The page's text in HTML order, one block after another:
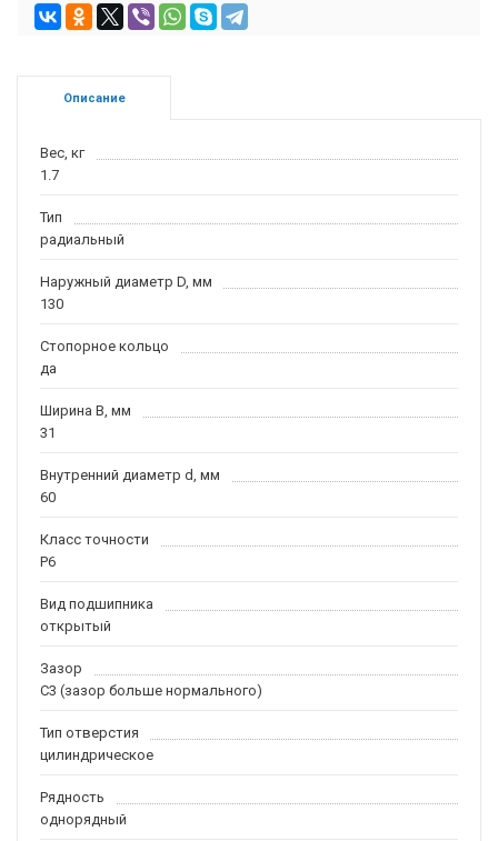
Описание
Вес, кг
1.7
Тип
радиальный
Наружный диаметр D, мм
130
Стопорное кольцо
да
Ширина B, мм
31
Внутренний диаметр d, мм
60
Класс точности
P6
Вид подшипника
открытый
Зазор
C3 (зазор больше нормального)
Тип отверстия
цилиндрическое
Рядность
однорядный